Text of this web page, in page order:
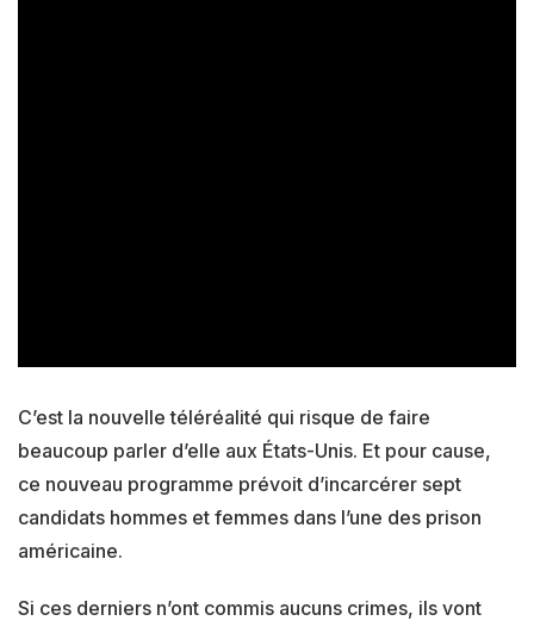
C’est la nouvelle téléréalité qui risque de faire
beaucoup parler d’elle aux États-Unis. Et pour cause,
ce nouveau programme prévoit d’incarcérer sept
candidats hommes et femmes dans l’une des prison
américaine.
Si ces derniers n’ont commis aucuns crimes, ils vont